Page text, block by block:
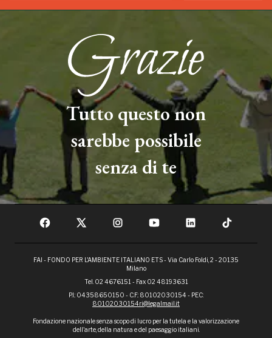
Tutto questo non
sarebbe possibile
senza di te
FAI - FONDO PER L'AMBIENTE ITALIANO ETS - Via Carlo Foldi, 2 - 20135
Milano
Tel. 02 4676151 - Fax 02 48193631
P.I.: 04358650150 - C.F.: 80102030154 - PEC:
80102030154ri@legalmail.it
Fondazione nazionale senza scopo di lucro per la tutela e la valorizzazione
dell'arte, della natura e del paesaggio italiani.